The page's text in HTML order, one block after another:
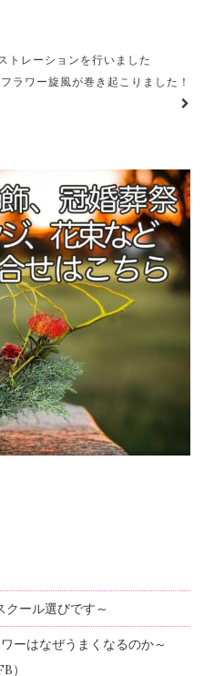
ン
トレーションを行いました
ラワー旋風が巻き起こりました！
クール選びです～
ーはなぜうまくなるのか～
）